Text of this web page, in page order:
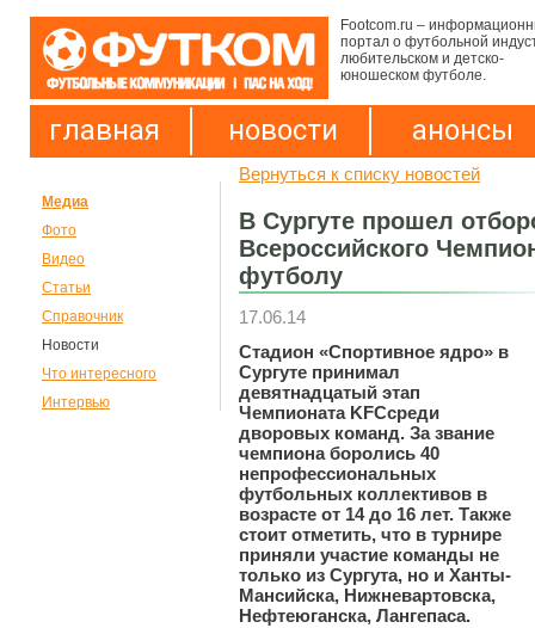
Footcom.ru –
портал о футбольной
любительском и детско-
юношеском футболе.
главная новости анонсы
Медиа
Фото
Видео
Статьи
Справочник
Новости
Что интересного
Интервью
Вернуться к списку новостей
В Сургуте прошел
Всероссийского
футболу
17.06.14
Стадион «Спортивное ядро» в
Сургуте принимал
девятнадцатый этап
Чемпионата KFCсреди
дворовых команд. За звание
чемпиона боролись 40
непрофессиональных
футбольных коллективов в
возрасте от 14 до 16 лет. Также
стоит отметить, что в турнире
приняли участие команды не
только из Сургута, но и Ханты-
Мансийска, Нижневартовска,
Нефтеюганска, Лангепаса.